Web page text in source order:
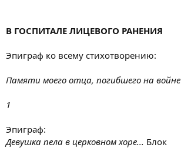
В ГОСПИТАЛЕ ЛИЦЕВОГО РАНЕНИЯ
Эпиграф ко всему стихотворению:
Памяти моего отца, погибшего на войне
1
Эпиграф:
Девушка пела в церковном хоре... Блок